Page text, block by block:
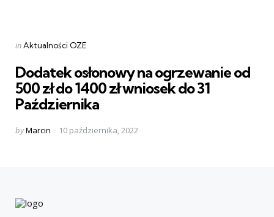
Categories
Posted
inAktualności OZE
Dodatek osłonowy na ogrzewanie od
500 zł do 1400 zł wniosek do 31
Października
Posted
byMarcin 10 października, 2022